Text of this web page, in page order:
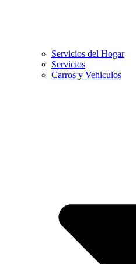
Servicios del Hogar
Servicios
Carros y Vehiculos